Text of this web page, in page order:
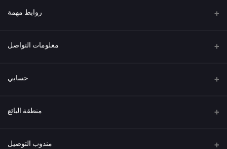
روابط مهمة
من نحن معلومات التواصل
العنوان حسابي
تسجيل الدخول
قائمة الرغبات
منطقة البائع
كن بائعًا مندوب التوصيل